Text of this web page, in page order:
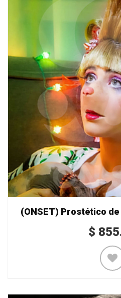
(ONSET) Prostético
$